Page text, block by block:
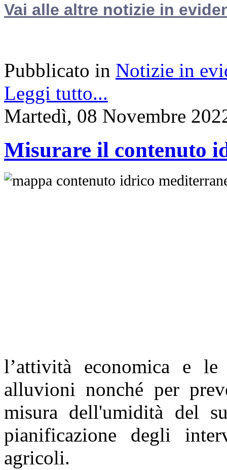
Vai alle altre notizie in
Pubblicato in Notizie in
Leggi tutto...
Martedì, 08 Novembre
Misurare il contenuto
l’attività economica e
alluvioni nonché per
misura dell'umidità del
pianificazione degli
agricoli.